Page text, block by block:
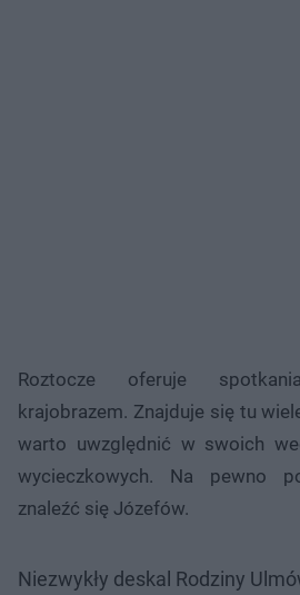
Roztocze oferuje
krajobrazem. Znajduje się tu
warto uwzględnić w swoich
wycieczkowych. Na pewno
znaleźć się Józefów.
Niezwykły deskal Rodziny